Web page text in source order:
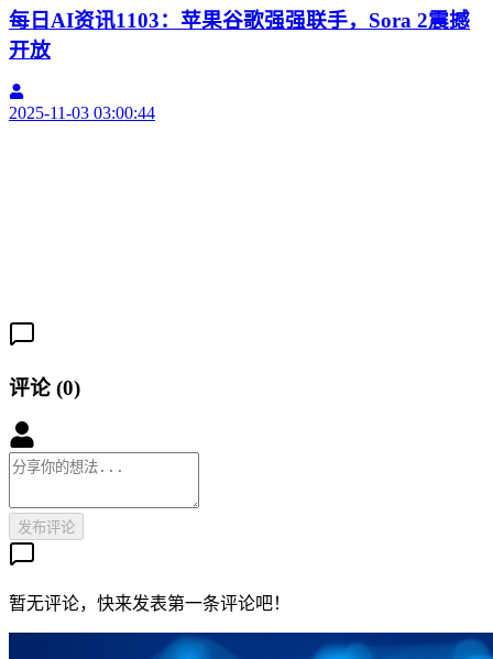
每日AI资讯1103：苹果谷歌强强联手，Sora 2震撼
开放
2025-11-03 03:00:44
评论 (0)
发布评论
暂无评论，快来发表第一条评论吧！